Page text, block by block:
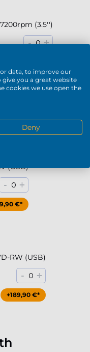
(3.5'')
- 0 +
(USB)
- 0 +
€*
RW (USB)
- 0 +
+189,90 €*
data, to improve our
you a great website
cookies we use open the
Deny